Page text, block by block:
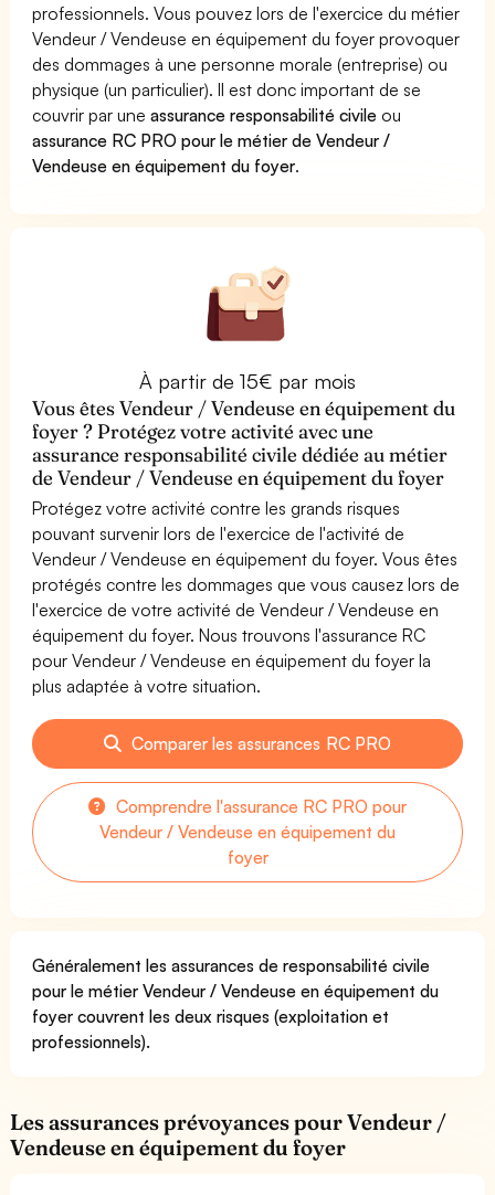
professionnels. Vous pouvez lors de l'exercice du métier
Vendeur / Vendeuse en équipement du foyer provoquer
des dommages à une personne morale (entreprise) ou
physique (un particulier). Il est donc important de se
couvrir par uneassurance responsabilité civile ou
assurance RC PRO pour le métier de Vendeur /
Vendeuse en équipement du foyer.
À partir de 15€ par mois
Vous êtes Vendeur / Vendeuse en équipement du
foyer ? Protégez votre activité avec une
assurance responsabilité civile dédiée au métier
de Vendeur / Vendeuse en équipement du foyer
Protégez votre activité contre les grands risques
pouvant survenir lors de l'exercice de l'activité de
Vendeur / Vendeuse en équipement du foyer. Vous êtes
protégés contre les dommages que vous causez lors de
l'exercice de votre activité de Vendeur / Vendeuse en
équipement du foyer. Nous trouvons l'assurance RC
pour Vendeur / Vendeuse en équipement du foyer la
plus adaptée à votre situation.
Comparer les assurances RC PRO
Comprendre l'assurance RC PRO pour
Vendeur / Vendeuse en équipement du
foyer
Généralement les assurances de responsabilité civile
pour le métier Vendeur / Vendeuse en équipement du
foyer couvrent les deux risques (exploitation et
professionnels).
Les assurances prévoyances pour Vendeur /
Vendeuse en équipement du foyer